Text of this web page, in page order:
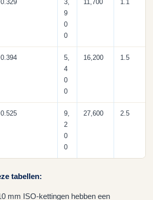
3,
9
0
0
11,700 1.1
5,
4
0
0
16,200 1.5
9,
2
0
0
27,600 2.5
tabellen:
mm ISO-kettingen hebben een